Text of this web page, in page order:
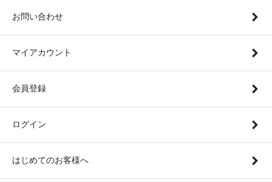
お問い合わせ
マイアカウント
会員登録
ログイン
はじめてのお客様へ